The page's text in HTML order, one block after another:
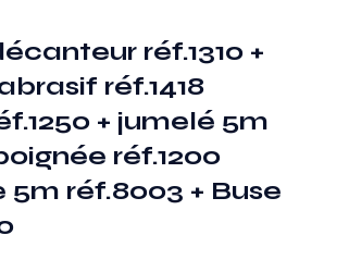
réf.1310 +
réf.1418
+ jumelé 5m
réf.1200
5m réf.8003 + Buse